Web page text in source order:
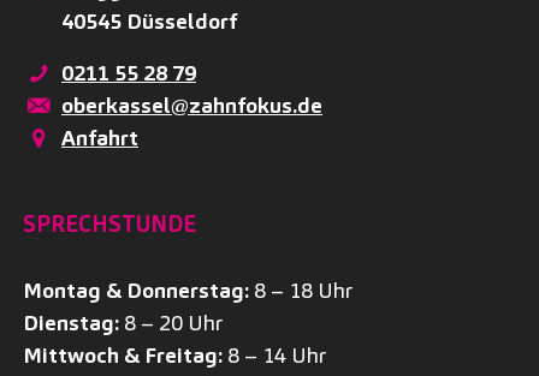
40545 Düsseldorf
0211 55 28 79
oberkassel@zahnfokus.de
Anfahrt
SPRECHSTUNDE
Montag & Donnerstag: 8 – 18 Uhr
Dienstag: 8 – 20 Uhr
Mittwoch & Freitag: 8 – 14 Uhr